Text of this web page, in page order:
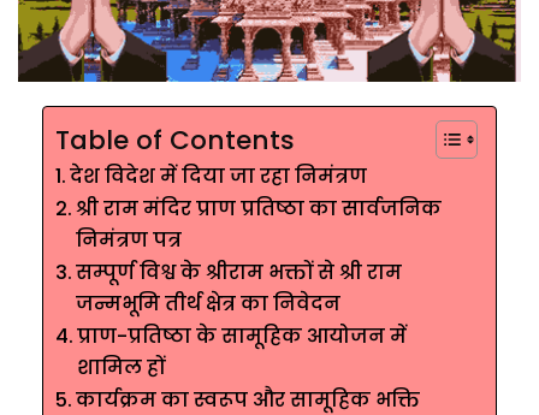
Table of Contents
देश विदेश में दिया जा रहा निमंत्रण
श्री राम मंदिर प्राण प्रतिष्ठा का सार्वजनिक
निमंत्रण पत्र
सम्पूर्ण विश्व के श्रीराम भक्तों से श्री राम
जन्मभूमि तीर्थ क्षेत्र का निवेदन
प्राण-प्रतिष्ठा के सामूहिक आयोजन में
शामिल हों
कार्यक्रम का स्वरूप और सामूहिक भक्ति